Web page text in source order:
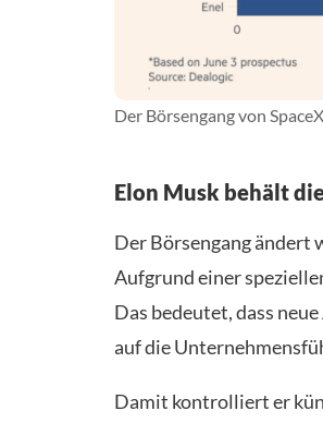
Der Börsengang von
Elon Musk behält
Der Börsengang ändert
Aufgrund einer
Das bedeutet, dass
auf die
Damit kontrolliert er